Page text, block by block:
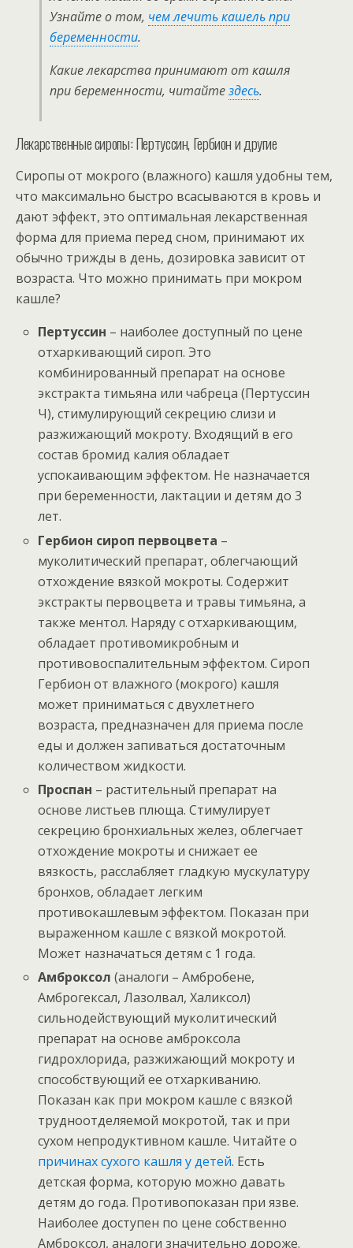
Узнайте о том, чем лечить кашель при
беременности.
Какие лекарства принимают от кашля
при беременности, читайтездесь.
Лекарственные сиропы: Пертуссин, Гербион и другие
Сиропы от мокрого (влажного) кашля удобны тем,
что максимально быстро всасываются в кровь и
дают эффект, это оптимальная лекарственная
форма для приема перед сном, принимают их
обычно трижды в день, дозировка зависит от
возраста. Что можно принимать при мокром
кашле?
Пертуссин – наиболее доступный по цене
отхаркивающий сироп. Это
комбинированный препарат на основе
экстракта тимьяна или чабреца (Пертуссин
Ч), стимулирующий секрецию слизи и
разжижающий мокроту. Входящий в его
состав бромид калия обладает
успокаивающим эффектом. Не назначается
при беременности, лактации и детям до 3
лет.
Гербион сироп первоцвета –
муколитический препарат, облегчающий
отхождение вязкой мокроты. Содержит
экстракты первоцвета и травы тимьяна, а
также ментол. Наряду с отхаркивающим,
обладает противомикробным и
противовоспалительным эффектом. Сироп
Гербион от влажного (мокрого) кашля
может приниматься с двухлетнего
возраста, предназначен для приема после
еды и должен запиваться достаточным
количеством жидкости.
Проспан – растительный препарат на
основе листьев плюща. Стимулирует
секрецию бронхиальных желез, облегчает
отхождение мокроты и снижает ее
вязкость, расслабляет гладкую мускулатуру
бронхов, обладает легким
противокашлевым эффектом. Показан при
выраженном кашле с вязкой мокротой.
Может назначаться детям с 1 года.
Амброксол (аналоги – Амбробене,
Амброгексал, Лазолвал, Халиксол)
сильнодействующий муколитический
препарат на основе амброксола
гидрохлорида, разжижающий мокроту и
способствующий ее отхаркиванию.
Показан как при мокром кашле с вязкой
трудноотделяемой мокротой, так и при
сухом непродуктивном кашле. Читайте о
причинах сухого кашля у детей. Есть
детская форма, которую можно давать
детям до года. Противопоказан при язве.
Наиболее доступен по цене собственно
Амброксол, аналоги значительно дороже.